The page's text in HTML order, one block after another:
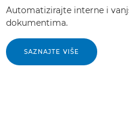
Automatizirajte interne i
dokumentima.
SAZNAJTE VIŠE